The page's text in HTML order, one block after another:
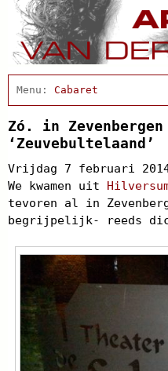
Home
Afscheidsbijeenkomst
Condoleance
Actueel
Arno Schrijft
Cabaret
Discografie
Projecten
Schnabbel en babbel
Biografie
In de pers
Contact
Zó. in
‘Zeuvebultelaand’
Vrijdag 7 februari
We kwamen uit
tevoren al in
begrijpelijk- reeds